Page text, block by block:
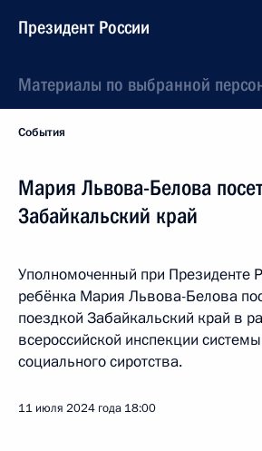
Президент России
Материалы по выбранной
События
Мария Львова-Белова
Забайкальский край
Уполномоченный при Президенте
ребёнка Мария Львова-Белова
поездкой Забайкальский край в
всероссийской инспекции
социального сиротства.
11 июля 2024 года 18:00